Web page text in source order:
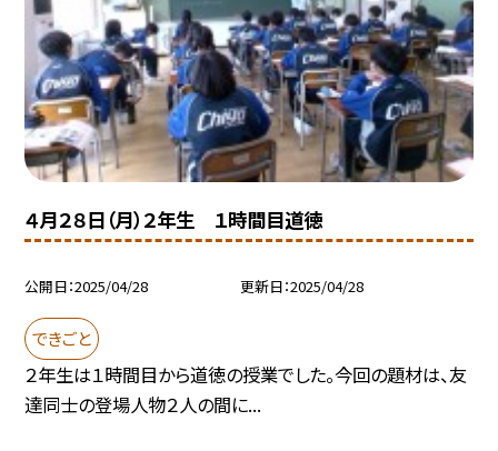
４月２８日（月）２年生 １時間目道徳
公開日 2025/04/28 更新日 2025/04/28
できごと
２年生は１時間目から道徳の授業でした。今回の題材は、友
達同士の登場人物２人の間に...